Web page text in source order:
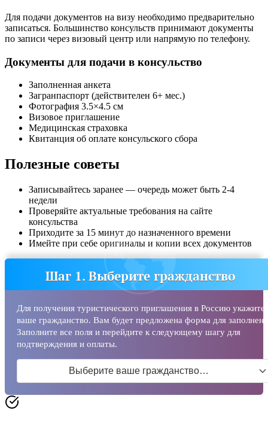
Для подачи документов на визу необходимо предварительно
записаться. Большинство консульств принимают документы
по записи через визовый центр или напрямую по телефону.
Документы для подачи в консульство
Заполненная анкета
Загранпаспорт (действителен 6+ мес.)
Фотография 3.5×4.5 см
Визовое приглашение
Медицинская страховка
Квитанция об оплате консульского сбора
Полезные советы
Записывайтесь заранее — очередь может быть 2-4
недели
Проверяйте актуальные требования на сайте
консульства
Приходите за 15 минут до назначенного времени
Имейте при себе оригиналы и копии всех документов
Шаг 1. Выберите гражданство
Для получения туристического приглашения в Россию укажите
ваше гражданство. Вам будет предложена форма для
Заполните все поля и перейдите к следующему шагу для
подтверждения и оплаты.
Выберите ваше гражданство…